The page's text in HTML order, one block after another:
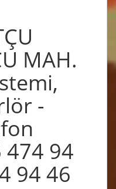
MAH.
-
94
94 46